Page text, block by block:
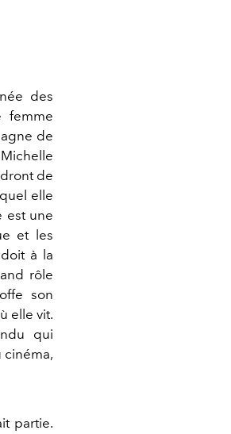
des
femme
de
de
elle
est une
et les
à la
rôle
son
elle vit.
qui
cinéma,
partie.